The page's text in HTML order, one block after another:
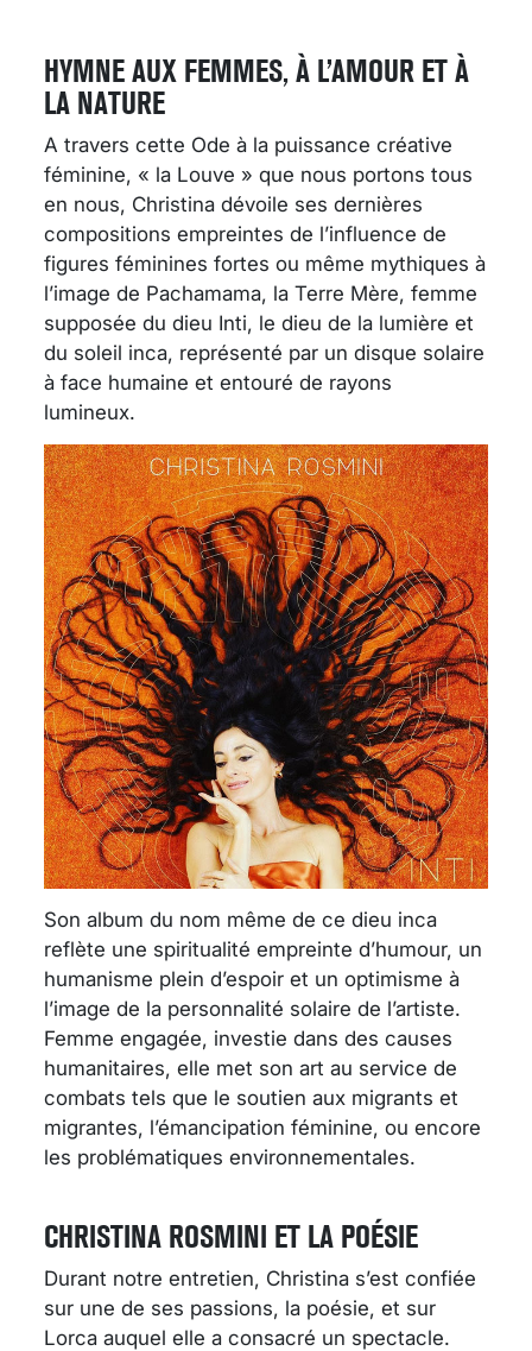
HYMNE AUX FEMMES, À L’AMOUR ET À
LA NATURE
A travers cette Ode à la puissance créative
féminine, « la Louve » que nous portons tous
en nous, Christina dévoile ses dernières
compositions empreintes de l’influence de
figures féminines fortes ou même mythiques à
l’image de Pachamama, la Terre Mère, femme
supposée du dieu Inti, le dieu de la lumière et
du soleil inca, représenté par un disque solaire
à face humaine et entouré de rayons
lumineux.
Son album du nom même de ce dieu inca
reflète une spiritualité empreinte d’humour, un
humanisme plein d’espoir et un optimisme à
l’image de la personnalité solaire de l’artiste.
Femme engagée, investie dans des causes
humanitaires, elle met son art au service de
combats tels que le soutien aux migrants et
migrantes, l’émancipation féminine, ou encore
les problématiques environnementales.
CHRISTINA ROSMINI ET LA POÉSIE
Durant notre entretien, Christina s’est confiée
sur une de ses passions, la poésie, et sur
Lorca auquel elle a consacré un spectacle.